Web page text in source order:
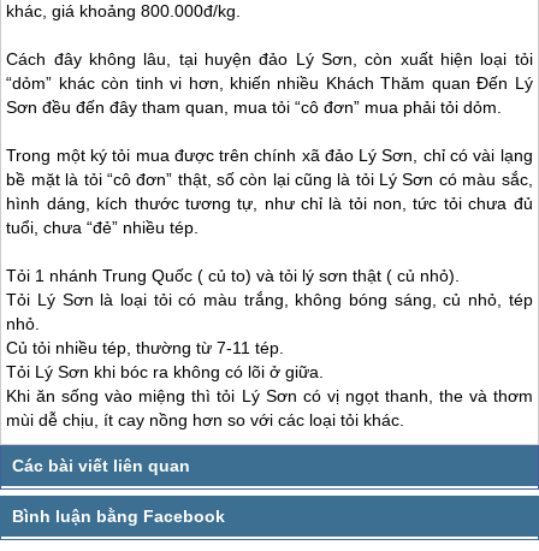
khác, giá khoảng 800.000đ/kg.
Cách đây không lâu, tại huyệnđảo Lý Sơn, còn xuất hiện loại tỏi
“dỏm” khác còn tinh vi hơn, khiến nhiều Khách Thăm quan Đến Lý
Sơn đều đến đây tham quan, mua tỏi “cô đơn” mua phải tỏi dỏm.
Trong một ký tỏi mua được trên chính xã đảo Lý Sơn, chỉ có vài lạng
bề mặt là tỏi “cô đơn” thật, số còn lại cũng là tỏi Lý Sơn có màu sắc,
hình dáng, kích thước tương tự, như chỉ là tỏi non, tức tỏi chưa đủ
tuổi, chưa “đẻ” nhiều tép.
Tỏi 1 nhánh Trung Quốc ( củ to) và tỏi lý sơn thật ( củ nhỏ).
Tỏi Lý Sơn là loại tỏi có màu trắng, không bóng sáng, củ nhỏ, tép
nhỏ.
Củ tỏi nhiều tép, thường từ 7-11 tép.
Tỏi Lý Sơn khi bóc ra không có lõi ở giữa.
Khi ăn sống vào miệng thì tỏi Lý Sơn có vị ngọt thanh, the và thơm
mùi dễ chịu, ít cay nồng hơn so với các loại tỏi khác.